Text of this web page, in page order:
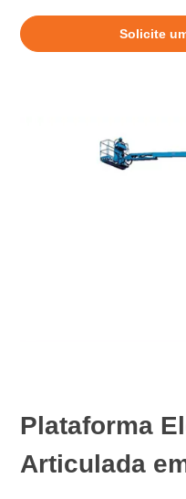
Solicite
Plataforma
Articulada